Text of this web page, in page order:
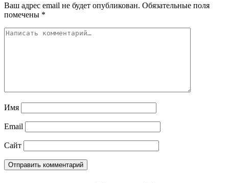
Ваш адрес email не будет опубликован. Обязательные поля
помечены *
Имя
Email
Сайт